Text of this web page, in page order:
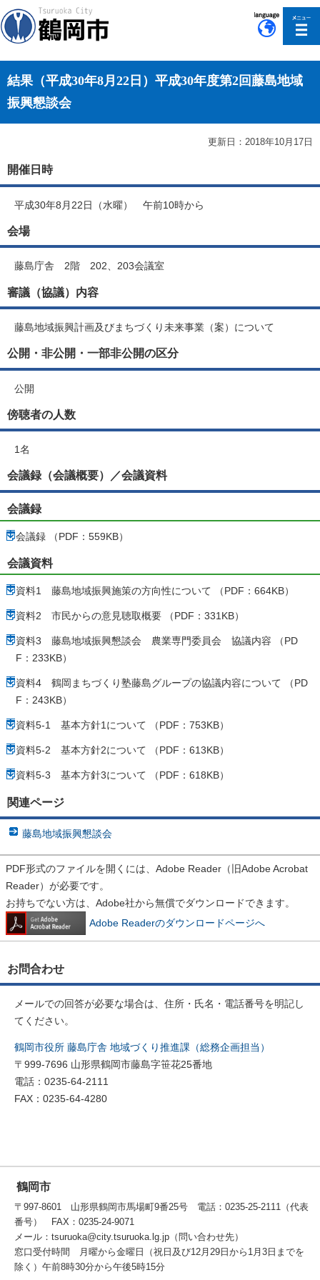
結果（平成30年8月22日）平成30年度第2回藤島地域
振興懇談会
更新日：2018年10月17日
開催日時
平成30年8月22日（水曜） 午前10時から
会場
藤島庁舎 2階 202、203会議室
審議（協議）内容
藤島地域振興計画及びまちづくり未来事業（案）について
公開・非公開・一部非公開の区分
公開
傍聴者の人数
1名
会議録（会議概要）／会議資料
会議録
会議録 （PDF：559KB）
会議資料
資料1 藤島地域振興施策の方向性について （PDF：664KB）
資料2 市民からの意見聴取概要 （PDF：331KB）
資料3 藤島地域振興懇談会 農業専門委員会 協議内容 （PD
F：233KB）
資料4 鶴岡まちづくり塾藤島グループの協議内容について （PD
F：243KB）
資料5-1 基本方針1について （PDF：753KB）
資料5-2 基本方針2について （PDF：613KB）
資料5-3 基本方針3について （PDF：618KB）
関連ページ
藤島地域振興懇談会
PDF形式のファイルを開くには、Adobe Reader（旧Adobe Acrobat
Reader）が必要です。
お持ちでない方は、Adobe社から無償でダウンロードできます。
Adobe Readerのダウンロードページへ
お問合わせ
メールでの回答が必要な場合は、住所・氏名・電話番号を明記し
てください。
鶴岡市役所 藤島庁舎 地域づくり推進課（総務企画担当）
〒999-7696 山形県鶴岡市藤島字笹花25番地
電話：0235-64-2111
FAX：0235-64-4280
鶴岡市
〒997-8601 山形県鶴岡市馬場町9番25号 電話：0235-25-2111（代表
番号） FAX：0235-24-9071
メール：tsuruoka@city.tsuruoka.lg.jp（問い合わせ先）
窓口受付時間 月曜から金曜日（祝日及び12月29日から1月3日までを
除く）午前8時30分から午後5時15分